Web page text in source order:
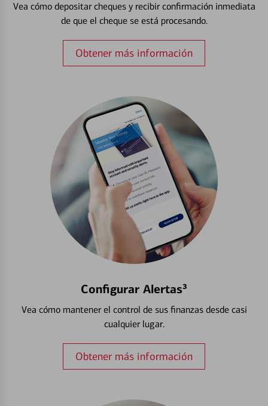
Vea cómo depositar cheques y recibir confirmación inmediata
de que el cheque se está procesando.
Obtener más información
Configurar Alertas³
Vea cómo mantener el control de sus finanzas desde casi
cualquier lugar.
Obtener más información